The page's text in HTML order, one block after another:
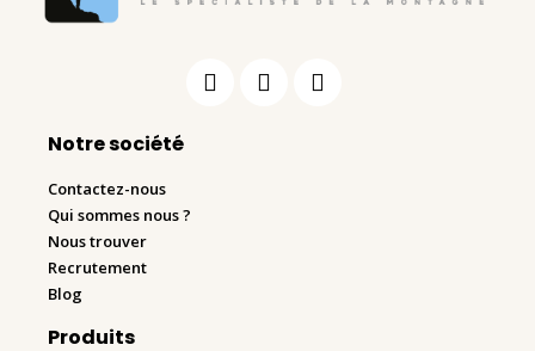
Notre société
Contactez-nous
Qui sommes nous ?
Nous trouver
Recrutement
Blog
Produits